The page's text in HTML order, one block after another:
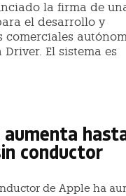
la firma de
el desarrollo y
El sistema es
conductor
de Apple ha